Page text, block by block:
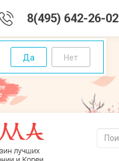
8(495) 642-26-02